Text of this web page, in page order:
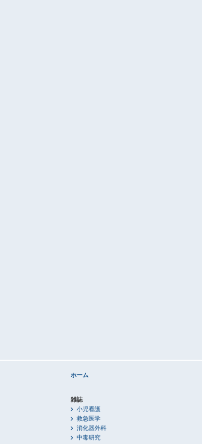
ホーム
雑誌
小児看護
救急医学
消化器外科
中毒研究